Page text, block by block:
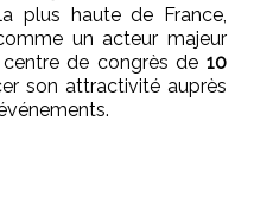
plus haute de France,
un acteur majeur
de congrès de 10
son attractivité auprès